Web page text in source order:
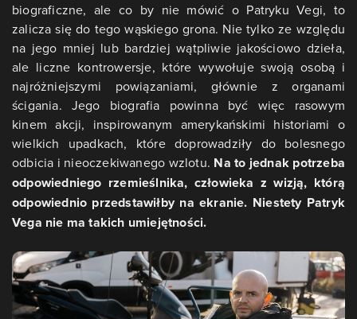
biograficzne, ale co by nie mówić o Patryku Vegi, to
zalicza się do tego wąskiego grona. Nie tylko ze względu
na jego mniej lub bardziej wątpliwie jakościowo dzieła,
ale liczne kontrowersje, które wywołuje swoją osobą i
najróżniejszymi powiązaniami, głównie z organami
ścigania. Jego biografia powinna być więc rasowym
kinem akcji, inspirowanym amerykańskimi historiami o
wielkich upadkach, które doprowadziły do bolesnego
odbicia i nieoczekiwanego wzlotu. Na to jednak potrzeba
odpowiedniego rzemieślnika, człowieka z wizją, którą
odpowiednio przedstawiłby na ekranie. Niestety Patryk
Vega nie ma takich umiejętności.